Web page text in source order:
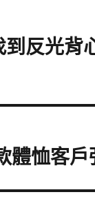
反光背
體恤客